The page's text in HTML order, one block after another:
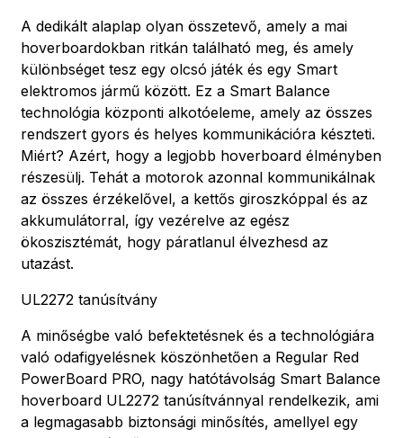
A dedikált alaplap olyan összetevő, amely a mai
hoverboardokban ritkán található meg, és amely
különbséget tesz egy olcsó játék és egy Smart
elektromos jármű között. Ez a Smart Balance
technológia központi alkotóeleme, amely az összes
rendszert gyors és helyes kommunikációra készteti.
Miért? Azért, hogy a legjobb hoverboard élményben
részesülj. Tehát a motorok azonnal kommunikálnak
az összes érzékelővel, a kettős giroszkóppal és az
akkumulátorral, így vezérelve az egész
ökoszisztémát, hogy páratlanul élvezhesd az
utazást.
UL2272 tanúsítvány
A minőségbe való befektetésnek és a technológiára
való odafigyelésnek köszönhetően a Regular Red
PowerBoard PRO, nagy hatótávolság Smart Balance
hoverboard UL2272 tanúsítvánnyal rendelkezik, ami
a legmagasabb biztonsági minősítés, amellyel egy